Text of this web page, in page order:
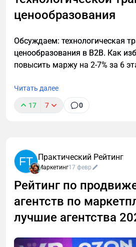
ценообразования
Обсуждаем: технологическая
ценообразования в B2B. Как
повысить маржу на 2-7% за 6
Читать далее
17 7 0
FT Практический Рейтинг
Маркетинг17 февр
Рейтинг по
агентств по
лучшие агентства